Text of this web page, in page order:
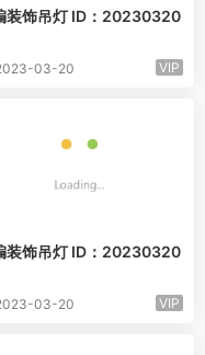
装饰吊灯 ID：20230320
03-20 VIP
装饰吊灯 ID：20230320
03-20 VIP